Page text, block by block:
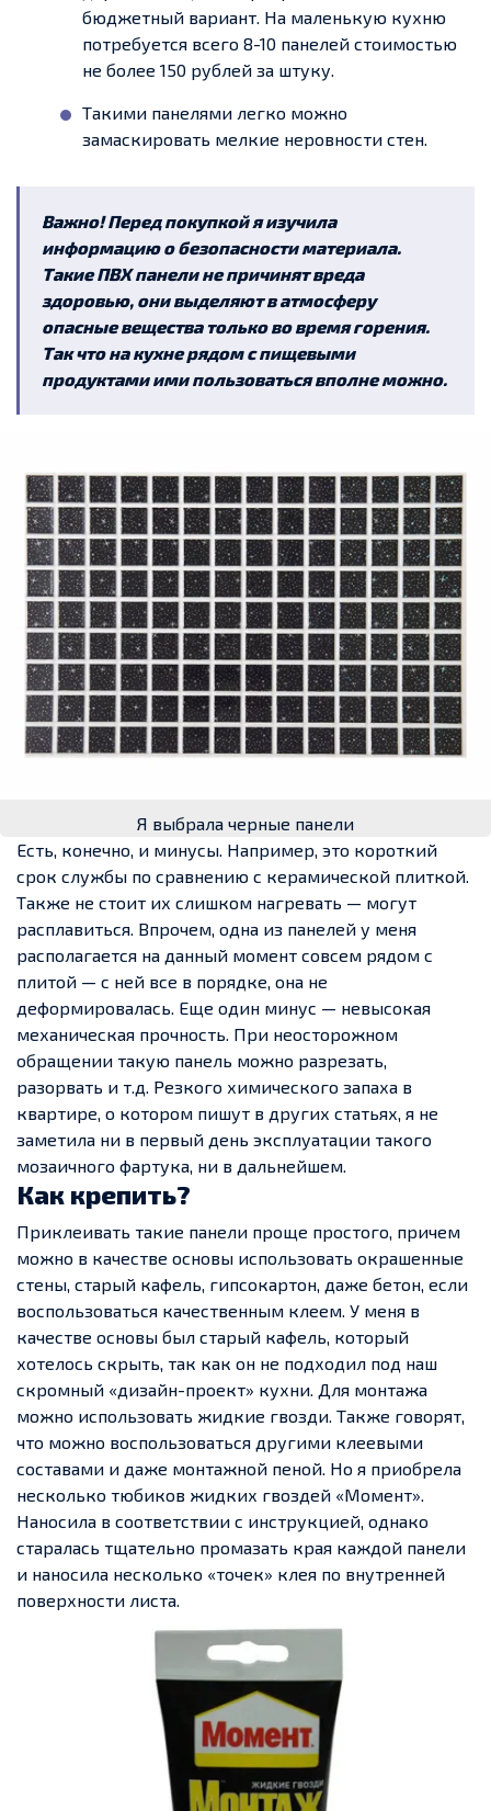
бюджетный вариант. На маленькую кухню
потребуется всего 8-10 панелей стоимостью
не более 150 рублей за штуку.
Такими панелями легко можно
замаскировать мелкие неровности стен.
Важно! Перед покупкой я изучила
информацию о безопасности материала.
Такие ПВХ панели не причинят вреда
здоровью, они выделяют в атмосферу
опасные вещества только во время горения.
Так что на кухне рядом с пищевыми
продуктами ими пользоваться вполне можно.
Я выбрала черные панели
Есть, конечно, и минусы. Например, это короткий
срок службы по сравнению с керамической плиткой.
Также не стоит их слишком нагревать — могут
расплавиться. Впрочем, одна из панелей у меня
располагается на данный момент совсем рядом с
плитой — с ней все в порядке, она не
деформировалась. Еще один минус — невысокая
механическая прочность. При неосторожном
обращении такую панель можно разрезать,
разорвать и т.д. Резкого химического запаха в
квартире, о котором пишут в других статьях, я не
заметила ни в первый день эксплуатации такого
мозаичного фартука, ни в дальнейшем.
Как крепить?
Приклеивать такие панели проще простого, причем
можно в качестве основы использовать окрашенные
стены, старый кафель, гипсокартон, даже бетон, если
воспользоваться качественным клеем. У меня в
качестве основы был старый кафель, который
хотелось скрыть, так как он не подходил под наш
скромный «дизайн-проект» кухни. Для монтажа
можно использовать жидкие гвозди. Также говорят,
что можно воспользоваться другими клеевыми
составами и даже монтажной пеной. Но я приобрела
несколько тюбиков жидких гвоздей «Момент».
Наносила в соответствии с инструкцией, однако
старалась тщательно промазать края каждой панели
и наносила несколько «точек» клея по внутренней
поверхности листа.